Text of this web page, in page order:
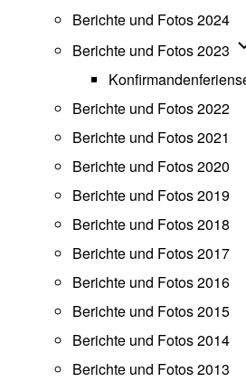
Berichte und Fotos 2024
Berichte und Fotos 2023
Berichte und Fotos 2022
Berichte und Fotos 2021
Berichte und Fotos 2020
Berichte und Fotos 2019
Berichte und Fotos 2018
Berichte und Fotos 2017
Berichte und Fotos 2016
Berichte und Fotos 2015
Berichte und Fotos 2014
Berichte und Fotos 2013